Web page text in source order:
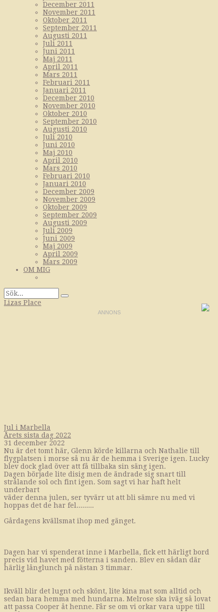
December 2011
November 2011
Oktober 2011
September 2011
Augusti 2011
Juli 2011
Juni 2011
Maj 2011
April 2011
Mars 2011
Februari 2011
Januari 2011
December 2010
November 2010
Oktober 2010
September 2010
Augusti 2010
Juli 2010
Juni 2010
Maj 2010
April 2010
Mars 2010
Februari 2010
Januari 2010
December 2009
November 2009
Oktober 2009
September 2009
Augusti 2009
Juli 2009
Juni 2009
Maj 2009
April 2009
Mars 2009
OM MIG
Lizas Place
Jul i Marbella
Årets sista dag 2022
31 december 2022
Nu är det tomt här, Glenn körde killarna och Nathalie till
flygplatsen i morse så nu är de hemma i Sverige igen. Lucky
blev dock glad över att få tillbaka sin säng igen.
Dagen började lite disig men de ändrade sig snart till
strålande sol och fint igen. Som sagt vi har haft helt
underbart
väder denna julen, ser tyvärr ut att bli sämre nu med vi
hoppas det de har fel.........
Gårdagens kvällsmat ihop med gänget.
Dagen har vi spenderat inne i Marbella, fick ett härligt bord
precis vid havet med fötterna i sanden. Blev en sådan där
härlig långlunch på nästan 3 timmar.
Ikväll blir det lugnt och skönt, lite kina mat som alltid och
sedan bara hemma med hundarna. Melrose ska iväg så lovat
att passa Cooper åt henne. Får se om vi orkar vara uppe till